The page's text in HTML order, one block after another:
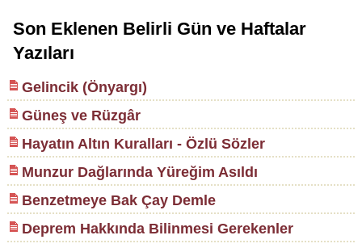
Son Eklenen Belirli Gün ve Haftalar
Yazıları
Gelincik (Önyargı)
Güneş ve Rüzgâr
Hayatın Altın Kuralları - Özlü Sözler
Munzur Dağlarında Yüreğim Asıldı
Benzetmeye Bak Çay Demle
Deprem Hakkında Bilinmesi Gerekenler